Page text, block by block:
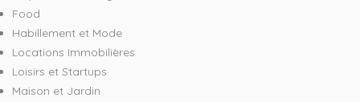
Food
Habillement et Mode
Locations Immobilières
Loisirs et Startups
Maison et Jardin